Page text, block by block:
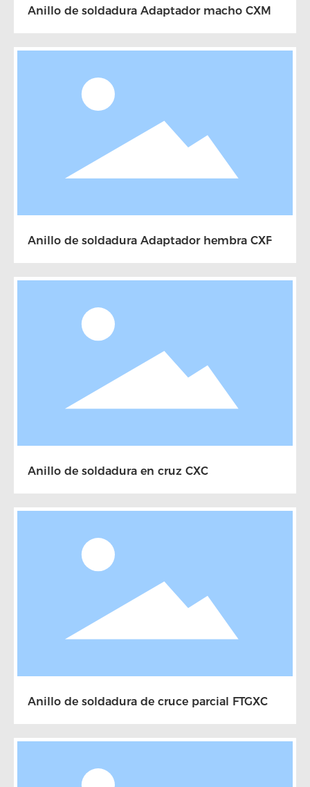
Anillo de soldadura Adaptador macho CXM
Anillo de soldadura Adaptador hembra CXF
Anillo de soldadura en cruz CXC
Anillo de soldadura de cruce parcial FTGXC